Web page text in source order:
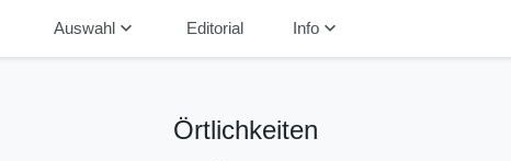
Auswahlkeyboard_arrow_down Editorial Infokeyboard_arrow_down
Örtlichkeiten